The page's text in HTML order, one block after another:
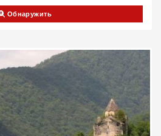
Обнаружить